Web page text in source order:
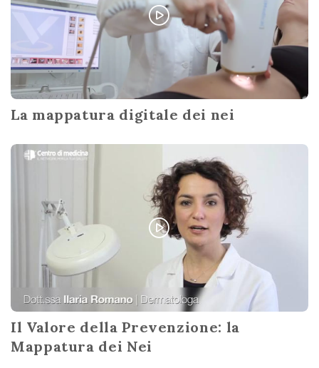
La mappatura digitale dei nei
Il Valore della Prevenzione: la
Mappatura dei Nei